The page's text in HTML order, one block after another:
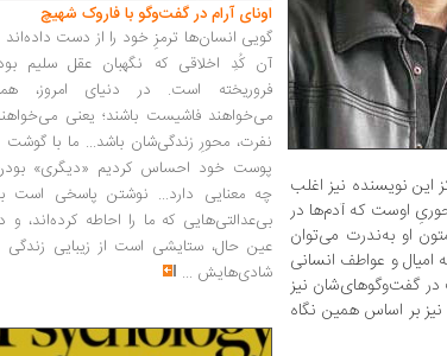
نویسنده نیز اغلب
اوست که آدم‌ها در
او به‌ندرت می‌توان
و عواطف انسانی
در گفت‌وگوهای‌شان نیز
بر اساس همین نگاه
اونای آرام در گفت‌وگو با فاروک شهیچ‭
گویی انسان‌ها ترمزِ خود را از دست داده‌اند
آن کُدِ اخلاقی که نگهبان عقل سلیم
فروریخته است. در دنیای امروز،
می‌خواهند فاشیست باشند؛ یعنی
نفرت، محورِ زندگی‌شان باشد... ما با گوشت
پوست خود احساس کردیم «دیگری»
چه معنایی دارد... نوشتن پاسخی است
بی‌عدالتی‌هایی که ما را احاطه کرده‌اند، و
عین حال، ستایشی است از زیبایی زندگی
شادی‌هایش ...